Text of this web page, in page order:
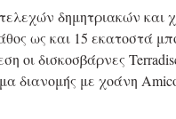
δημητριακών και
ως και 15 εκατοστά
οι δισκοσβάρνες
διανομής με χοάνη